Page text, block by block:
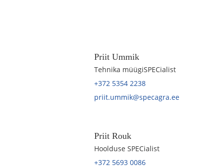
Priit Ummik
Tehnika müügiSPECialist
+372 5354 2238
priit.ummik@specagra.ee
Priit Rouk
Hoolduse SPECialist
+372 5693 0086